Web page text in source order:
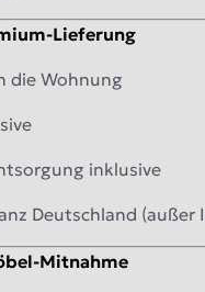
Lieferung
die Wohnung
inklusive
Deutschland (außer
Mitnahme